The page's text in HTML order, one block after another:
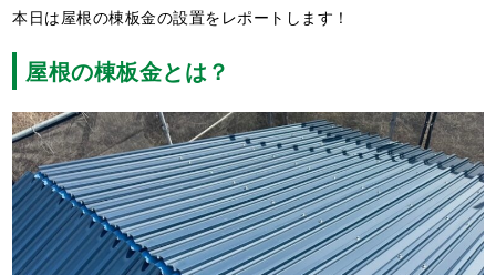
本日は屋根の棟板金の設置をレポートします！
屋根の棟板金とは？